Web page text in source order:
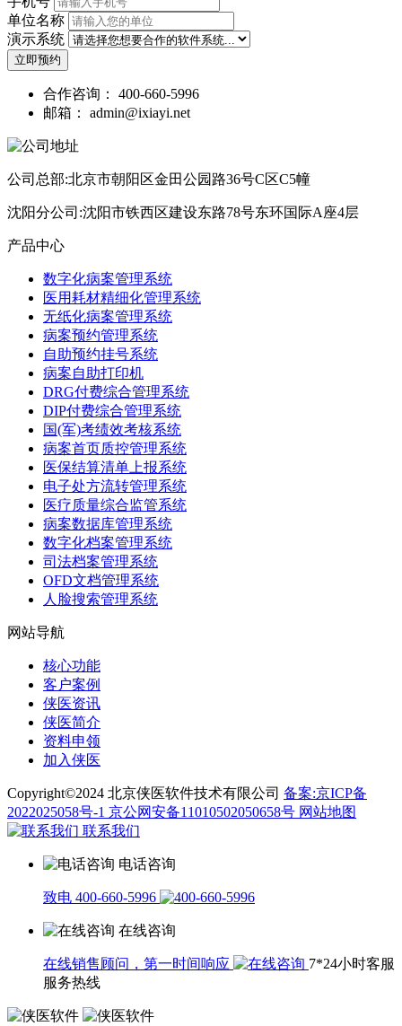
双击桌面图标（或点击应用程序菜单）启动程序。
如果检测成功，主界面会显示扫描仪型号和状态。
认 SANE 驱动已安装。
扫描为 JPG / PNG /
TIFF
✅
黑白 / 彩色 / 灰度扫描
批量扫描 ✅（不限页数）
水印 ⚠️ 输出图片带水印
新功能体验
❌ 仅使用当前稳定
图像增强处理
六、卸载
Windows 卸载
打开「设置」→「应用」→「应用和功能」。
找到「NexScanner」，点击「卸载」。
按照提示完成卸载。
如提示依赖缺失，执行修复命令：
sudo apt --fix-broken install
安装完成后，可在应用程序菜单中找到「NexScanner」启
动。
也可通过命令行启动：
nexscanner
四、首次启动
程序会自动检测已连接的扫描仪设备。
如果检测成功，主界面会显示扫描仪型号和状态。
如果未检测到设备，请检查扫描仪电源和数据线连接，确
认 SANE 驱动已安装。
五、免费版与付费版功能对比
功能
扫描为 JPG / PNG /
TIFF
黑白 / 彩色 / 灰度扫描
批量扫描
水印
新功能体验
版
能
六、卸载
Linux 卸载
sudo dpkg -r nexscanner
单位名称
演示系统
立即预约
合作咨询： 400-660-5996
邮箱： admin@ixiayi.net
公司总部:北京市朝阳区金田公园路36号C区C5幢
沈阳分公司:沈阳市铁西区建设东路78号东环国际A座4层
产品中心
数字化病案管理系统
医用耗材精细化管理系统
无纸化病案管理系统
病案预约管理系统
自助预约挂号系统
病案自助打印机
DRG付费综合管理系统
DIP付费综合管理系统
国(军)考绩效考核系统
病案首页质控管理系统
医保结算清单上报系统
电子处方流转管理系统
医疗质量综合监管系统
病案数据库管理系统
数字化档案管理系统
司法档案管理系统
OFD文档管理系统
人脸搜索管理系统
网站导航
核心功能
客户案例
侠医资讯
侠医简介
资料申领
加入侠医
Copyright©2024 北京侠医软件技术有限公司 备案:京ICP备
2022025058号-1 京公网安备11010502050658号 网站地图
联系我们
电话咨询
致电 400-660-5996
在线咨询
在线销售顾问，第一时间响应
7*24小时客服
服务热线